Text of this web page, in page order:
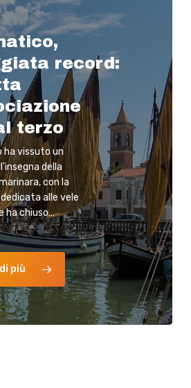
record:
terzo
ha vissuto un
della
con la
alle vele
ha chiuso…
più